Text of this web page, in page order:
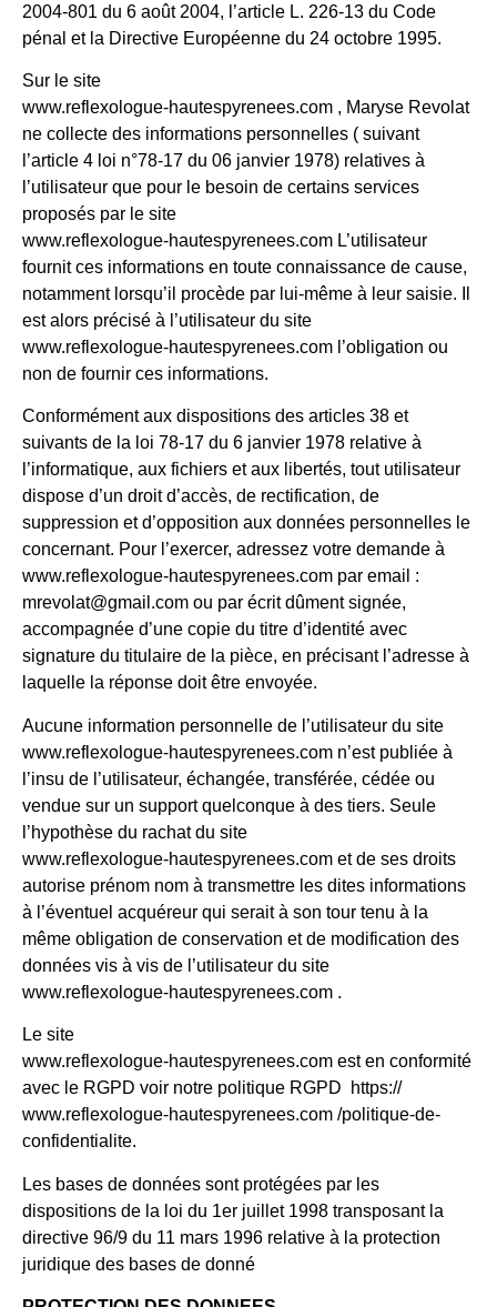
2004-801 du 6 août 2004, l’article L. 226-13 du Code
pénal et la Directive Européenne du 24 octobre 1995.
Sur le site
www.reflexologue-hautespyrenees.com , Maryse Revolat
ne collecte des informations personnelles ( suivant
l’article 4 loi n°78-17 du 06 janvier 1978) relatives à
l’utilisateur que pour le besoin de certains services
proposés par le site
www.reflexologue-hautespyrenees.com L’utilisateur
fournit ces informations en toute connaissance de cause,
notamment lorsqu’il procède par lui-même à leur saisie. Il
est alors précisé à l’utilisateur du site
www.reflexologue-hautespyrenees.com l’obligation ou
non de fournir ces informations.
Conformément aux dispositions des articles 38 et
suivants de la loi 78-17 du 6 janvier 1978 relative à
l’informatique, aux fichiers et aux libertés, tout utilisateur
dispose d’un droit d’accès, de rectification, de
suppression et d’opposition aux données personnelles le
concernant. Pour l’exercer, adressez votre demande à
www.reflexologue-hautespyrenees.com par email :
mrevolat@gmail.com ou par écrit dûment signée,
accompagnée d’une copie du titre d’identité avec
signature du titulaire de la pièce, en précisant l’adresse à
laquelle la réponse doit être envoyée.
Aucune information personnelle de l’utilisateur du site
www.reflexologue-hautespyrenees.com n’est publiée à
l’insu de l’utilisateur, échangée, transférée, cédée ou
vendue sur un support quelconque à des tiers. Seule
l’hypothèse du rachat du site
www.reflexologue-hautespyrenees.com et de ses droits
autorise prénom nom à transmettre les dites informations
à l’éventuel acquéreur qui serait à son tour tenu à la
même obligation de conservation et de modification des
données vis à vis de l’utilisateur du site
www.reflexologue-hautespyrenees.com .
Le site
www.reflexologue-hautespyrenees.com est en conformité
avec le RGPD voir notre politique RGPD https://
www.reflexologue-hautespyrenees.com /politique-de-
confidentialite.
Les bases de données sont protégées par les
dispositions de la loi du 1er juillet 1998 transposant la
directive 96/9 du 11 mars 1996 relative à la protection
juridique des bases de donné